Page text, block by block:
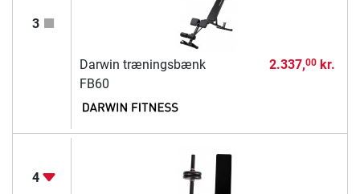
3
Darwin træningsbænk
FB60
2.337,00kr.
4